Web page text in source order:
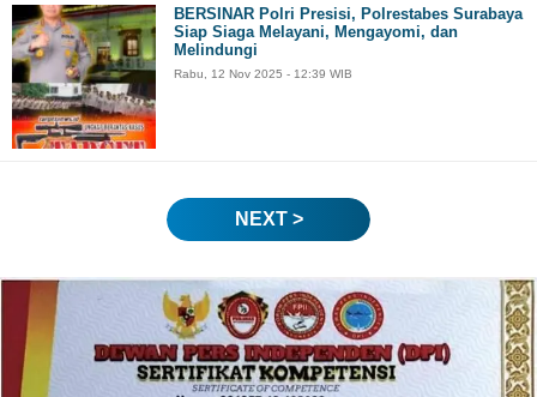
BERSINAR Polri Presisi, Polrestabes Surabaya
Siap Siaga Melayani, Mengayomi, dan
Melindungi
Rabu, 12 Nov 2025 - 12:39 WIB
NEXT >